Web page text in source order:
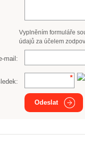
Vyplněním formuláře
údajů za účelem
mail:
Odeslat